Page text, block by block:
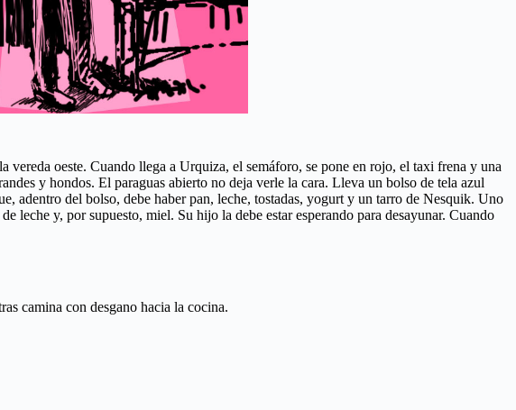
oeste. Cuando llega a Urquiza, el semáforo, se pone en rojo, el taxi frena y una
y hondos. El paraguas abierto no deja verle la cara. Lleva un bolso de tela azul
adentro del bolso, debe haber pan, leche, tostadas, yogurt y un tarro de Nesquik. Uno
leche y, por supuesto, miel. Su hijo la debe estar esperando para desayunar. Cuando
camina con desgano hacia la cocina.